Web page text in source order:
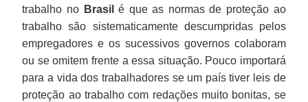
trabalho no Brasil é que as normas de proteção ao
trabalho são sistematicamente descumpridas pelos
empregadores e os sucessivos governos colaboram
ou se omitem frente a essa situação. Pouco importará
para a vida dos trabalhadores se um país tiver leis de
proteção ao trabalho com redações muito bonitas, se